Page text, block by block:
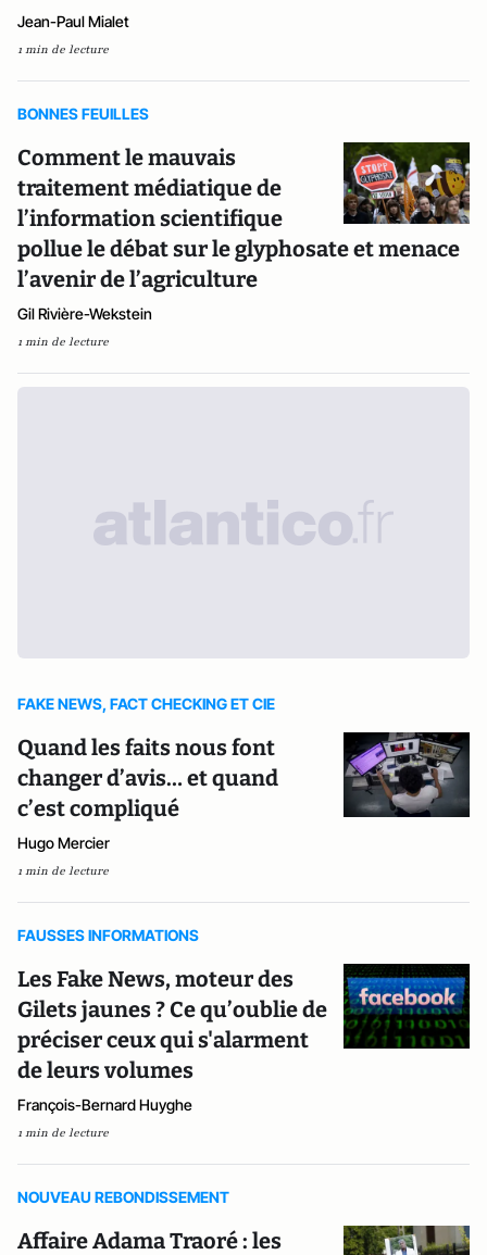
Jean-Paul Mialet
1 min de lecture
BONNES FEUILLES
Comment le mauvais
traitement médiatique de
l’information scientifique
pollue le débat sur le glyphosate et menace
l’avenir de l’agriculture
Gil Rivière-Wekstein
1 min de lecture
FAKE NEWS, FACT CHECKING ET CIE
Quand les faits nous font
changer d’avis… et quand
c’est compliqué
Hugo Mercier
1 min de lecture
FAUSSES INFORMATIONS
Les Fake News, moteur des
Gilets jaunes ? Ce qu’oublie de
préciser ceux qui s'alarment
de leurs volumes
François-Bernard Huyghe
1 min de lecture
NOUVEAU REBONDISSEMENT
Affaire Adama Traoré : les